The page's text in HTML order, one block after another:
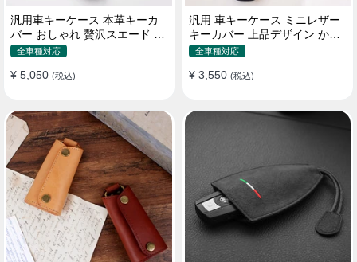
汎用車キーケース 本革キーカ
バー おしゃれ 贅沢スエード 格
好良いデザイン
全車種対応
¥ 5,050 (税込)
汎用 車キーケース ミニレザー
キーカバー 上品デザイン かわ
いい マカロン色
全車種対応
¥ 3,550 (税込)